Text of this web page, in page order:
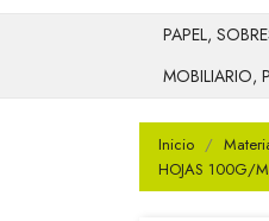
PAPEL,
MOBILIARIO,
Inicio
HOJAS 100G/